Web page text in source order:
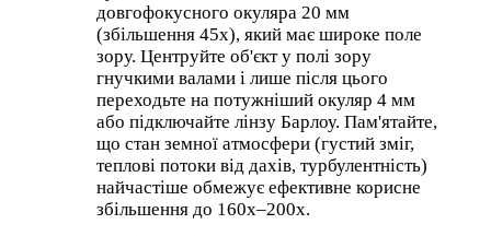
довгофокусного окуляра 20 мм
(збільшення 45х), який має широке поле
зору. Центруйте об'єкт у полі зору
гнучкими валами і лише після цього
переходьте на потужніший окуляр 4 мм
або підключайте лінзу Барлоу. Пам'ятайте,
що стан земної атмосфери (густий зміг,
теплові потоки від дахів, турбулентність)
найчастіше обмежує ефективне корисне
збільшення до 160х–200х.